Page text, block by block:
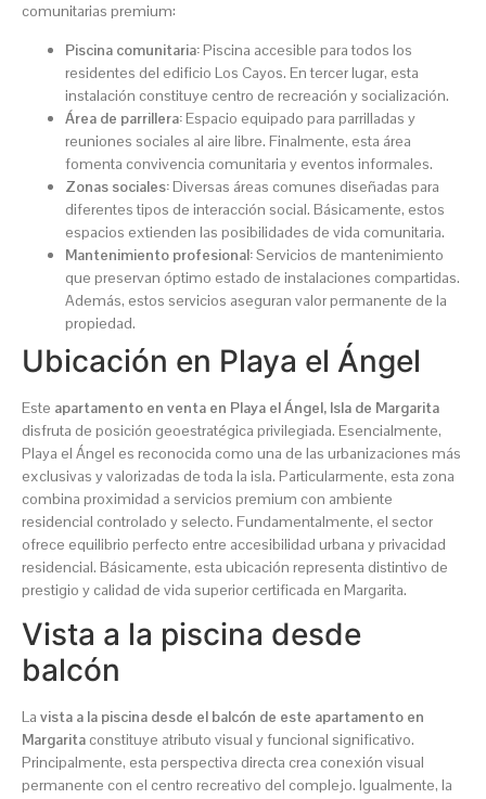
comunitarias premium:
Piscina comunitaria:Piscina accesible para todos los
residentes del edificio Los Cayos. En tercer lugar, esta
instalación constituye centro de recreación y socialización.
Área de parrillera:Espacio equipado para parrilladas y
reuniones sociales al aire libre. Finalmente, esta área
fomenta convivencia comunitaria y eventos informales.
Zonas sociales:Diversas áreas comunes diseñadas para
diferentes tipos de interacción social. Básicamente, estos
espacios extienden las posibilidades de vida comunitaria.
Mantenimiento profesional:Servicios de mantenimiento
que preservan óptimo estado de instalaciones compartidas.
Además, estos servicios aseguran valor permanente de la
propiedad.
Ubicación en Playa el Ángel
Este apartamento en venta en Playa el Ángel, Isla de Margarita
disfruta de posición geoestratégica privilegiada. Esencialmente,
Playa el Ángel es reconocida como una de las urbanizaciones más
exclusivas y valorizadas de toda la isla. Particularmente, esta zona
combina proximidad a servicios premium con ambiente
residencial controlado y selecto. Fundamentalmente, el sector
ofrece equilibrio perfecto entre accesibilidad urbana y privacidad
residencial. Básicamente, esta ubicación representa distintivo de
prestigio y calidad de vida superior certificada en Margarita.
Vista a la piscina desde
balcón
La vista a la piscina desde el balcón de este apartamento en
Margarita constituye atributo visual y funcional significativo.
Principalmente, esta perspectiva directa crea conexión visual
permanente con el centro recreativo del complejo. Igualmente, la